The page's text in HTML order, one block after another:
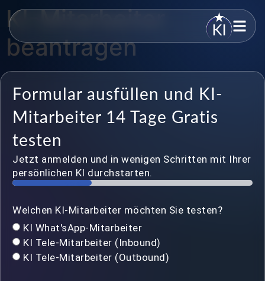
KI-Mitarbeiter
beantragen
Formular ausfüllen und KI-
Mitarbeiter 14 Tage Gratis
testen
Jetzt anmelden und in wenigen Schritten mit Ihrer
persönlichen KI durchstarten.
33%
Welchen KI-Mitarbeiter möchten Sie testen?
KI What'sApp-Mitarbeiter
KI Tele-Mitarbeiter (Inbound)
KI Tele-Mitarbeiter (Outbound)